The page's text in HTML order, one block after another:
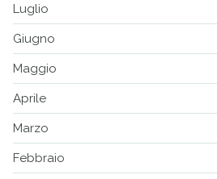
Luglio
Giugno
Maggio
Aprile
Marzo
Febbraio